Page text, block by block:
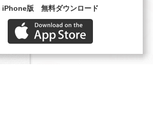
iPhone版 無料ダウンロード